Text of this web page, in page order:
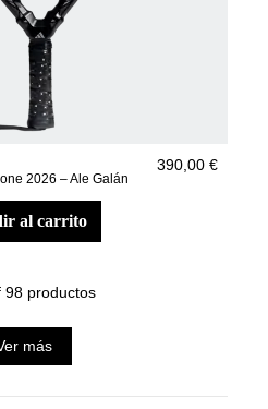
2026 – Ale Galán
390,00 €
al carrito
98 productos
más